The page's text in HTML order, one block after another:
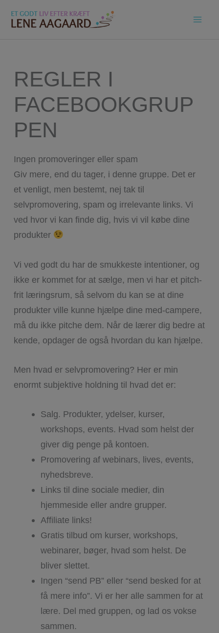
REGLER I
FACEBOOKGRUP
PEN
Ingen promoveringer eller spam
Giv mere, end du tager, i denne gruppe. Det er
et venligt, men bestemt, nej tak til
selvpromovering, spam og irrelevante links. Vi
ved hvor vi kan finde dig, hvis vi vil købe dine
produkter
Vi ved godt du har de smukkeste intentioner, og
ikke er kommet for at sælge, men vi har et pitch-
frit læringsrum, så selvom du kan se at dine
produkter ville kunne hjælpe dine med-campere,
må du ikke pitche dem. Når de lærer dig bedre at
kende, opdager de også hvordan du kan hjælpe.
Men hvad er selvpromovering? Her er min
enormt subjektive holdning til hvad det er:
Salg. Produkter, ydelser, kurser,
workshops, events. Hvad som helst der
giver dig penge på kontoen.
Promovering af webinars, lives, events,
nyhedsbreve.
Links til dine sociale medier, din
hjemmeside eller andre grupper.
Affiliate links!
Gratis tilbud om kurser, workshops,
webinarer, bøger, hvad som helst. De
bliver slettet.
Ingen “send PB” eller “send besked for at
få mere info”. Vi er her alle sammen for at
lære. Del med gruppen, og lad os vokse
sammen.